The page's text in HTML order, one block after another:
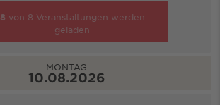
8 von 8 Veranstaltungen werden
geladen
MONTAG
10.08.2026